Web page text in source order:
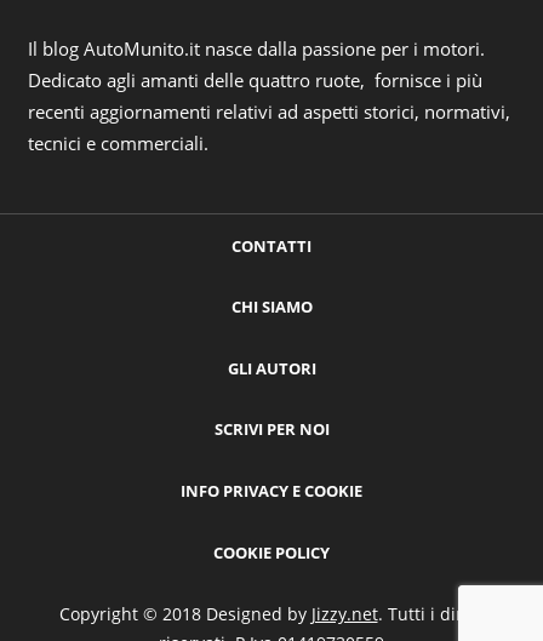
Il blog AutoMunito.it nasce dalla passione per i motori.
Dedicato agli amanti delle quattro ruote, fornisce i più
recenti aggiornamenti relativi ad aspetti storici, normativi,
tecnici e commerciali.
CONTATTI
CHI SIAMO
GLI AUTORI
SCRIVI PER NOI
INFO PRIVACY E COOKIE
COOKIE POLICY
Copyright © 2018 Designed by Jizzy.net. Tutti i diritti